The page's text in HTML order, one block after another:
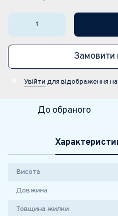
Увійти для відображення
До обраного
Висота
Довжина
Товщина жилки